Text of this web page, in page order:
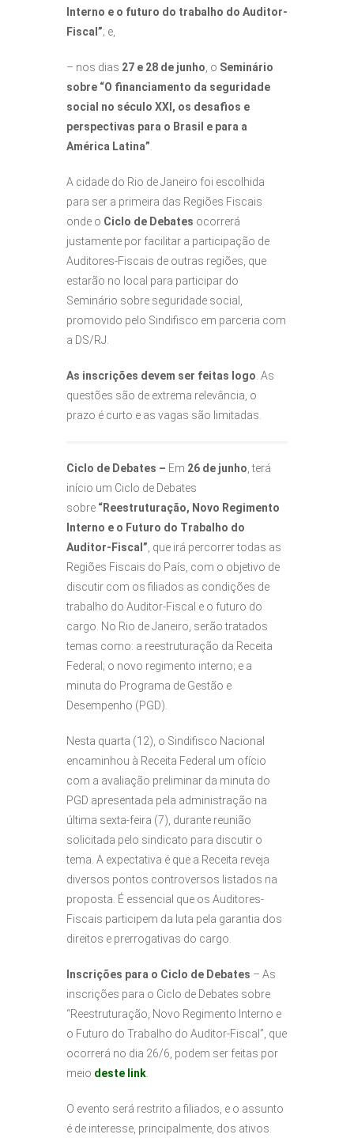
Interno e o futuro do trabalho do Auditor-
Fiscal”; e,
– nos dias 27 e 28 de junho, o Seminário
sobre “O financiamento da seguridade
social no século XXI, os desafios e
perspectivas para o Brasil e para a
América Latina”.
A cidade do Rio de Janeiro foi escolhida
para ser a primeira das Regiões Fiscais
onde o Ciclo de Debates ocorrerá
justamente por facilitar a participação de
Auditores-Fiscais de outras regiões, que
estarão no local para participar do
Seminário sobre seguridade social,
promovido pelo Sindifisco em parceria com
a DS/RJ.
As inscrições devem ser feitas logo. As
questões são de extrema relevância, o
prazo é curto e as vagas são limitadas.
Ciclo de Debates – Em 26 de junho, terá
início um Ciclo de Debates
sobre “Reestruturação, Novo Regimento
Interno e o Futuro do Trabalho do
Auditor-Fiscal”, que irá percorrer todas as
Regiões Fiscais do País, com o objetivo de
discutir com os filiados as condições de
trabalho do Auditor-Fiscal e o futuro do
cargo. No Rio de Janeiro, serão tratados
temas como: a reestruturação da Receita
Federal; o novo regimento interno; e a
minuta do Programa de Gestão e
Desempenho (PGD).
Nesta quarta (12), o Sindifisco Nacional
encaminhou à Receita Federal um ofício
com a avaliação preliminar da minuta do
PGD apresentada pela administração na
última sexta-feira (7), durante reunião
solicitada pelo sindicato para discutir o
tema. A expectativa é que a Receita reveja
diversos pontos controversos listados na
proposta. É essencial que os Auditores-
Fiscais participem da luta pela garantia dos
direitos e prerrogativas do cargo.
Inscrições para o Ciclo de Debates – As
inscrições para o Ciclo de Debates sobre
“Reestruturação, Novo Regimento Interno e
o Futuro do Trabalho do Auditor-Fiscal”, que
ocorrerá no dia 26/6, podem ser feitas por
meio deste link.
O evento será restrito a filiados, e o assunto
é de interesse, principalmente, dos ativos.